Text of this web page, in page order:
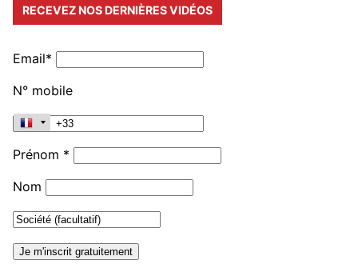
RECEVEZ NOS DERNIÈRES VIDÉOS
Email*
N° mobile
Prénom *
Nom